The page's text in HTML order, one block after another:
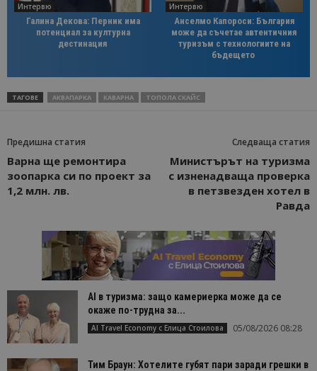
Интервю
Галина Декова: Перник има
потенциал за културна
дестинация
Интервю
Анселмо Капороси: България
може да съчетае автентичния
туризъм с технологиите на
бъдещето
ТАГОВЕ АКВАПАРКА КАВАРНА ТОПОЛА СКАЙС
Предишна статия
Варна ще ремонтира
зоопарка си по проект за
1,2 млн. лв.
Следваща статия
Министърът на туризма
с изненадваща проверка
в петзвезден хотел в
Равда
AI в туризма: защо камериерка може да се
окаже по-трудна за...
AI Travel Economy с Елица Стоилова 05/08/2026 08:28
Тим Браун: Хотелите губят пари заради грешки в